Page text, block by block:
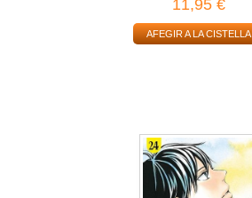
11,95 €
AFEGIR A LA CISTELLA